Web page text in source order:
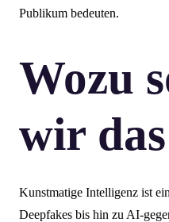
Publikum bedeuten.
Wozu
wir
Kunstmatige Intelligenz ist
Deepfakes bis hin zu AI-